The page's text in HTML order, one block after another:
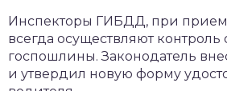
Инспекторы ГИБДД, при
всегда осуществляют контроль
госпошлины. Законодатель
и утвердил новую форму